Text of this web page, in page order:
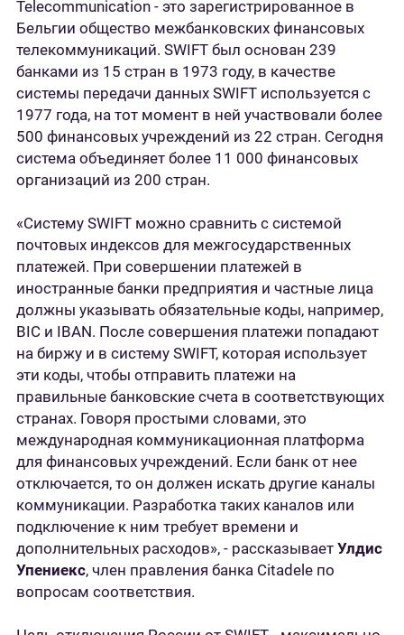
Telecommunication - это зарегистрированное в
Бельгии общество межбанковских финансовых
телекоммуникаций. SWIFT был основан 239
банками из 15 стран в 1973 году, в качестве
системы передачи данных SWIFT используется с
1977 года, на тот момент в ней участвовали более
500 финансовых учреждений из 22 стран. Сегодня
система объединяет более 11 000 финансовых
организаций из 200 стран.
«Систему SWIFT можно сравнить с системой
почтовых индексов для межгосударственных
платежей. При совершении платежей в
иностранные банки предприятия и частные лица
должны указывать обязательные коды, например,
BIC и IBAN. После совершения платежи попадают
на биржу и в систему SWIFT, которая использует
эти коды, чтобы отправить платежи на
правильные банковские счета в соответствующих
странах. Говоря простыми словами, это
международная коммуникационная платформа
для финансовых учреждений. Если банк от нее
отключается, то он должен искать другие каналы
коммуникации. Разработка таких каналов или
подключение к ним требует времени и
дополнительных расходов», - рассказывает Улдис
Упениекс, член правления банка Citadele по
вопросам соответствия.